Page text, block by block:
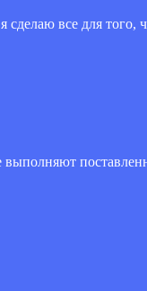
сделаю все для того,